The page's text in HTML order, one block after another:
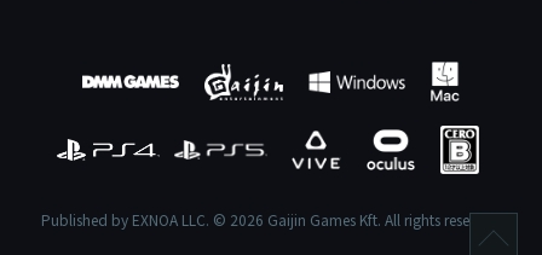
Published by EXNOA LLC. © 2026 Gaijin Games Kft. All rights reserved.